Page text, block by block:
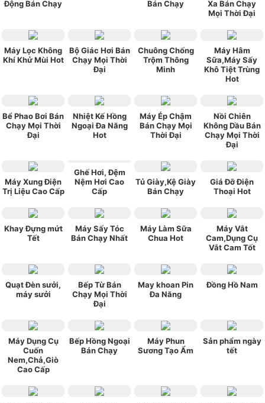
Động Bán Chạy Bán Chạy
Xa Bán Chạy
Mọi Thời Đại
Máy Lọc Không
Khí Khử Mùi Hot
Bộ Giác Hơi Bán
Chạy Mọi Thời
Đại
Chuông Chống
Trộm Thông
Minh
Máy Hâm
Sữa,Máy Sấy
Khô Tiệt Trùng
Hot
Bể Phao Bơi Bán
Chạy Mọi Thời
Đại
Nhiệt Kế Hồng
Ngoại Đa Năng
Hot
Máy Ép Chậm
Bán Chạy Mọi
Thời Đại
Nồi Chiên
Không Dầu Bán
Chạy Mọi Thời
Đại
Máy Xung Điện
Trị Liệu Cao Cấp
Ghế Hơi, Đệm
Nệm Hơi Cao
Cấp
Tủ Giày,Kệ Giày
Bán Chạy
Giá Đỡ Điện
Thoại Hot
Khay Đựng mứt
Tết
Máy Sấy Tóc
Bán Chạy Nhất
Máy Làm Sữa
Chua Hot
Máy Vắt
Cam,Dụng Cụ
Vắt Cam Tốt
Quạt Đèn sưởi,
máy sưởi
Bếp Từ Bán
Chạy Mọi Thời
Đại
May khoan Pin
Đa Năng
Đồng Hồ Nam
Máy Dụng Cụ
Cuốn
Nem,Chả,Giò
Cao Cấp
Bếp Hồng Ngoại
Bán Chạy
Máy Phun
Sương Tạo Ẩm
Sản phẩm ngày
tết